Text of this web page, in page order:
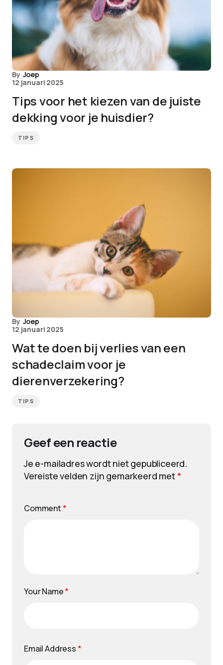
By Joep
12 januari 2025
Tips voor het kiezen van de juiste
dekking voor je huisdier?
TIPS
By Joep
12 januari 2025
Wat te doen bij verlies van een
schadeclaim voor je
dierenverzekering?
TIPS
Geef een reactie
Je e-mailadres wordt niet gepubliceerd.
Vereiste velden zijn gemarkeerd met*
Comment *
Your Name*
Email Address *